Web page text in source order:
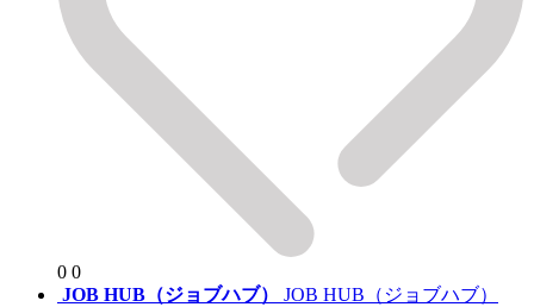
0 0
JOB HUB（ジョブハブ）
JOB HUB（ジョブハブ）